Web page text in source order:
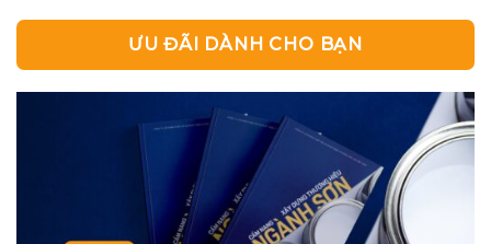
ƯU ĐÃI DÀNH CHO BẠN